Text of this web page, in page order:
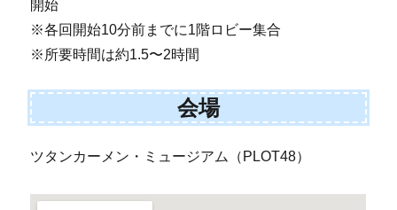
開始
※各回開始10分前までに1階ロビー集合
※所要時間は約1.5〜2時間
会場
ツタンカーメン・ミュージアム（PLOT48）